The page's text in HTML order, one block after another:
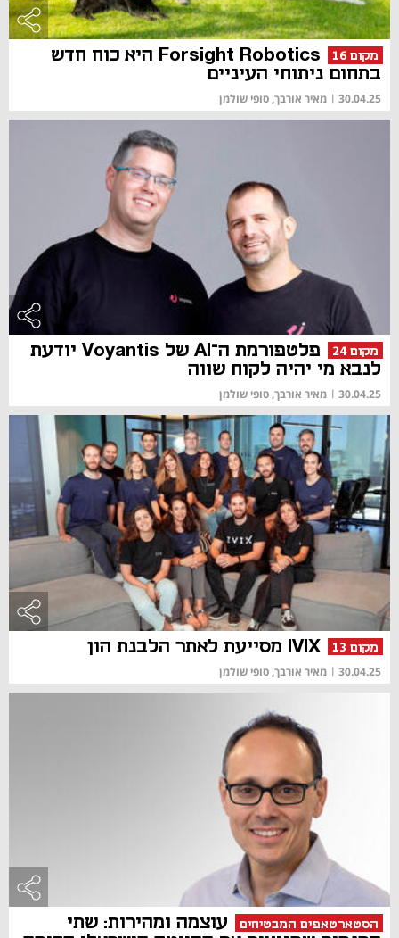
מקום 16
Forsight Robotics היא כוח חדש
בתחום ניתוחי העיניים
30.04.25
| מאיר אורבך, סופי שולמן
מקום 24
פלטפורמת ה־AI של Voyantis יודעת
לנבא מי יהיה לקוח שווה
30.04.25
| מאיר אורבך, סופי שולמן
מקום 13 IVIX מסייעת לאתר הלבנת הון
30.04.25
| מאיר אורבך, סופי שולמן
הסטארטאפים המבטיחים
עוצמה ומהירות: שתי